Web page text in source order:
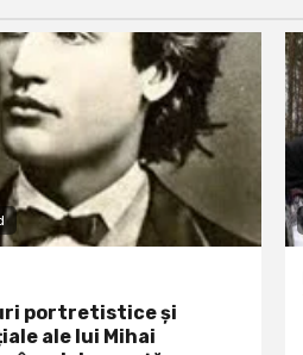
portretistice și
ale lui Mihai